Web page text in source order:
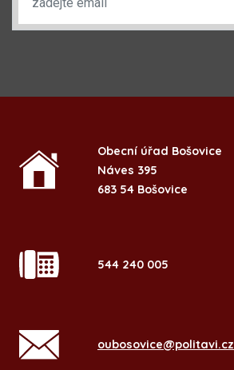
Obecní úřad Bošovice
Náves 395
683 54 Bošovice
544 240 005
oubosovice@politavi.cz